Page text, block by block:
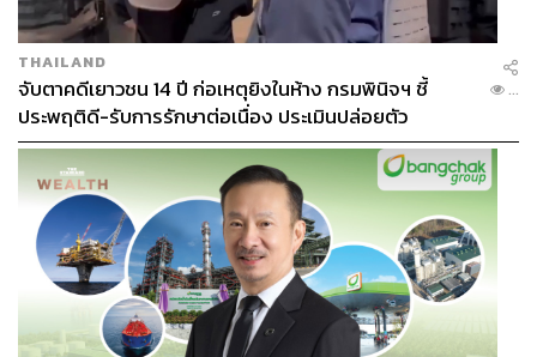
ภาพถ่ายทางอากาศ พิพิธภัณฑสถานแห่งชาติ โดยวิลเลียม
ฮันต์
Photo: หอจดหมายเหตุแห่งชาติ ภ.WH2/41 กล่อง 1
การบันทึกเรื่องราวสำคัญที่เกิดขึ้นในประเทศตามที่นันทกา
เอ่ยข้างต้น ถือเป็นบทบาทหน้าที่สำคัญของสำนักหอ
จดหมายเหตุแห่งชาติ ตามพระราชบัญญัติจดหมายเหตุแห่ง
ชาติ พ.ศ. 2556
“หอจดหมายเหตุมีหน้าที่สำคัญอีกประการหนึ่งคือ การบันทึก
เหตุการณ์สำคัญของชาติ อย่างเช่นปีที่แล้วก็เป็นงานพระบรม
ศพ ก็จะมีเจ้าหน้าที่ของสำนักหอจดหมายเหตุแห่งชาติเข้าไป
THAILAND
จับตาคดีเยาวชน 14 ปี ก่อเหตุยิงในห้าง กรมพินิจฯ ชี้
ประพฤติดี-รับการรักษาต่อเนื่อง ประเมินปล่อยตัว
...